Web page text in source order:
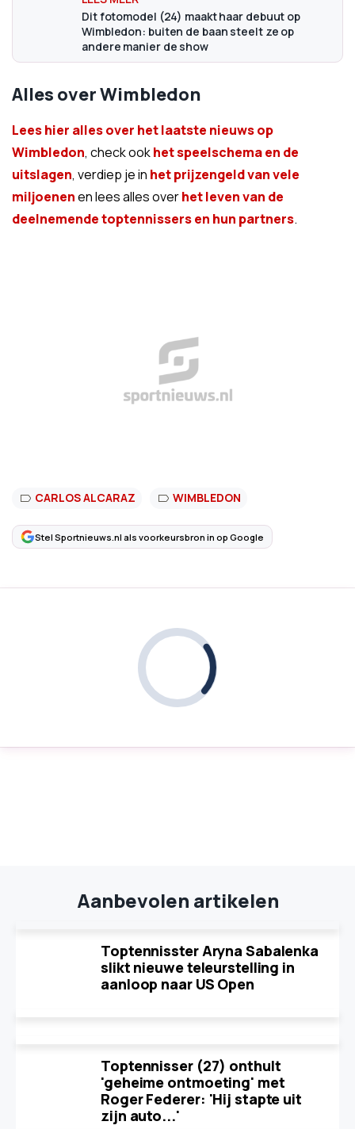
Dit fotomodel (24) maakt haar debuut op
Wimbledon: buiten de baan steelt ze op
andere manier de show
Alles over Wimbledon
Lees hier alles over het laatste nieuws op
Wimbledon, check ookhet speelschema en de
uitslagen, verdiep je in het prijzengeld van vele
miljoenenen lees alles overhet leven van de
deelnemende toptennissers en hun partners.
CARLOS ALCARAZ WIMBLEDON
Stel Sportnieuws.nl als voorkeursbron in op Google
Aanbevolen artikelen
Toptennisster Aryna Sabalenka
slikt nieuwe teleurstelling in
aanloop naar US Open
Toptennisser (27) onthult
'geheime ontmoeting' met
Roger Federer: 'Hij stapte uit
zijn auto...'